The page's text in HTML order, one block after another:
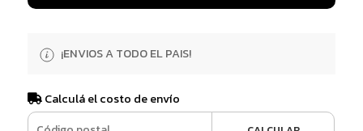
¡ENVIOS A TODO EL PAIS!
Calculá el costo de envío